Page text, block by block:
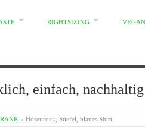
RIGHTSIZING
einfach,
» Hosenrock, Stiefel, blaues Shirt